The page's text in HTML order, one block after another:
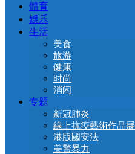
體育
娛乐
生活
美食
旅游
健康
时尚
消闲
专题
新冠肺炎
線上抗疫藝術作品展
港版國安法
美警暴力